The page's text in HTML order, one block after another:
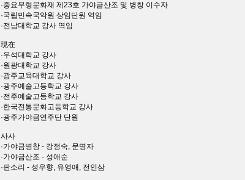
·중요무형문화재 제23호 가야금산조 및 병창 이수자
·국립민속국악원 상임단원 역임
·전남대학교 강사 역임
現在
·우석대학교 강사
·원광대학교 강사
·광주교육대학교 강사
·광주예술고등학교 강사
·전주예술고등학교 강사
·한국전통문화고등학교 강사
·광주가야금연주단 단원
사사
·가야금병창 - 강정숙, 문명자
·가야금산조 - 성애순
·판소리 - 성우향, 유영애, 전인삼